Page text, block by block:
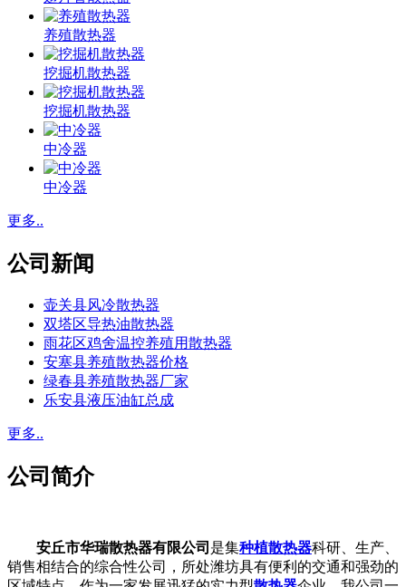
养殖散热器
挖掘机散热器
挖掘机散热器
中冷器
中冷器
更多..
公司新闻
壶关县风冷散热器
双塔区导热油散热器
雨花区鸡舍温控养殖用散热器
安塞县养殖散热器价格
绿春县养殖散热器厂家
乐安县液压油缸总成
更多..
公司简介
安丘市华瑞散热器有限公司 是集种植散热器科研、生产、
销售相结合的综合性公司，所处潍坊具有便利的交通和强劲的